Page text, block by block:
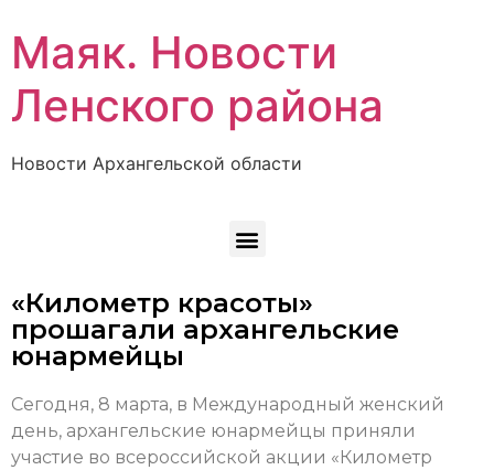
Маяк. Новости
Ленского района
Новости Архангельской области
«Километр красоты»
прошагали архангельские
юнармейцы
Сегодня, 8 марта, в Международный женский
день, архангельские юнармейцы приняли
участие во всероссийской акции «Километр